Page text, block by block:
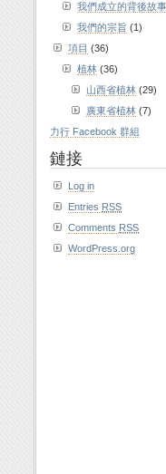
我們成立的背後故事
我們的宗旨 (1)
項目 (36)
植林 (36)
山西省植林 (29)
廣東省植林 (7)
力行 Facebook 群組
鏈接
Log in
Entries RSS
Comments RSS
WordPress.org